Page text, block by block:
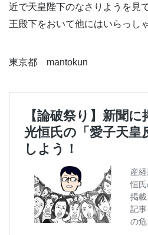
近で天皇陛下のなさりようを見
王殿下をおいて他にはいらっし
東京都 mantokun